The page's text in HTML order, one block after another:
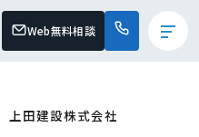
Web無料相談
上田建設株式会社